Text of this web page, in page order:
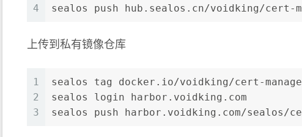
4
sealos push hub.sealos.cn/voidking/cert-
上传到私有镜像仓库
1
2
3
sealos tag docker.io/voidking/cert-
sealos login harbor.voidking.com
sealos push harbor.voidking.com/sealos/